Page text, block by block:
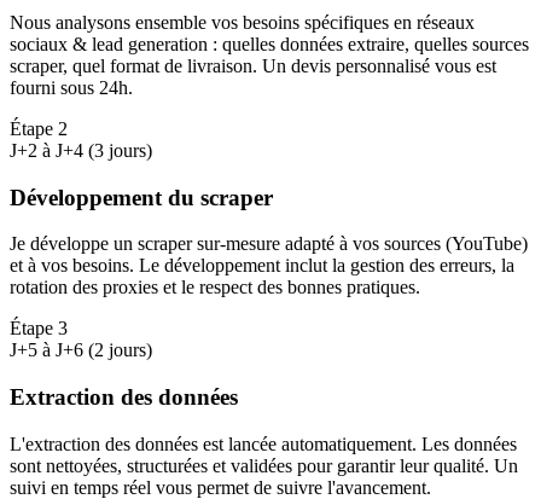
Nous analysons ensemble vos besoins spécifiques en réseaux
sociaux & lead generation : quelles données extraire, quelles sources
scraper, quel format de livraison. Un devis personnalisé vous est
fourni sous 24h.
Étape 2
J+2 à J+4 (3 jours)
Développement du scraper
Je développe un scraper sur-mesure adapté à vos sources (YouTube)
et à vos besoins. Le développement inclut la gestion des erreurs, la
rotation des proxies et le respect des bonnes pratiques.
Étape 3
J+5 à J+6 (2 jours)
Extraction des données
L'extraction des données est lancée automatiquement. Les données
sont nettoyées, structurées et validées pour garantir leur qualité. Un
suivi en temps réel vous permet de suivre l'avancement.